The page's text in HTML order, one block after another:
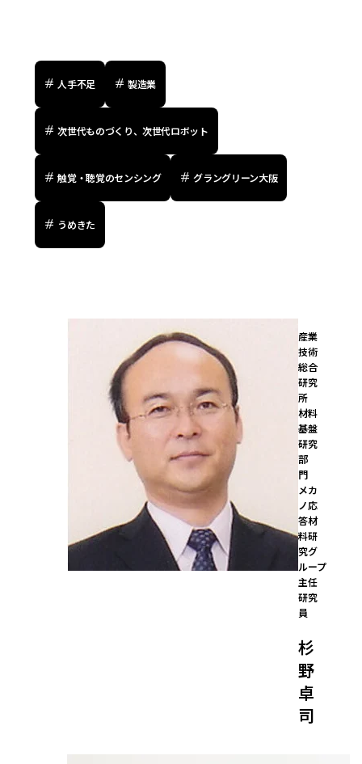
人手不足 製造業
次世代ものづくり、次世代ロボット
触覚・聴覚のセンシング グラングリーン大阪
うめきた
産業
技術
総合
研究
所
材料
基盤
研究
部
門
メカ
ノ応
答材
料研
究グ
ループ
主任
研究
員
杉
野
卓
司